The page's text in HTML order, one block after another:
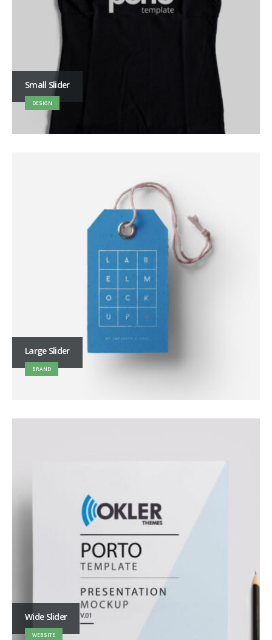
Small Slider
DESIGN
Large Slider
BRAND
Wide Slider
WEBSITE